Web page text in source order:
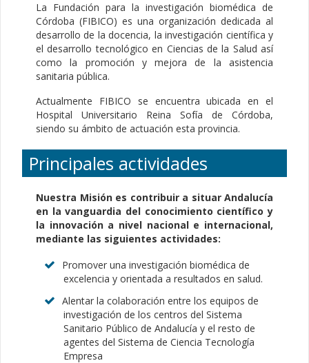
La Fundación para la investigación biomédica de
Córdoba (FIBICO) es una organización dedicada al
desarrollo de la docencia, la investigación científica y
el desarrollo tecnológico en Ciencias de la Salud así
como la promoción y mejora de la asistencia
sanitaria pública.
Actualmente FIBICO se encuentra ubicada en el
Hospital Universitario Reina Sofía de Córdoba,
siendo su ámbito de actuación esta provincia.
Principales actividades
Nuestra Misión es contribuir a situar Andalucía
en la vanguardia del conocimiento científico y
la innovación a nivel nacional e internacional,
mediante las siguientes actividades:
Promover una investigación biomédica de
excelencia y orientada a resultados en salud.
Alentar la colaboración entre los equipos de
investigación de los centros del Sistema
Sanitario Público de Andalucía y el resto de
agentes del Sistema de Ciencia Tecnología
Empresa